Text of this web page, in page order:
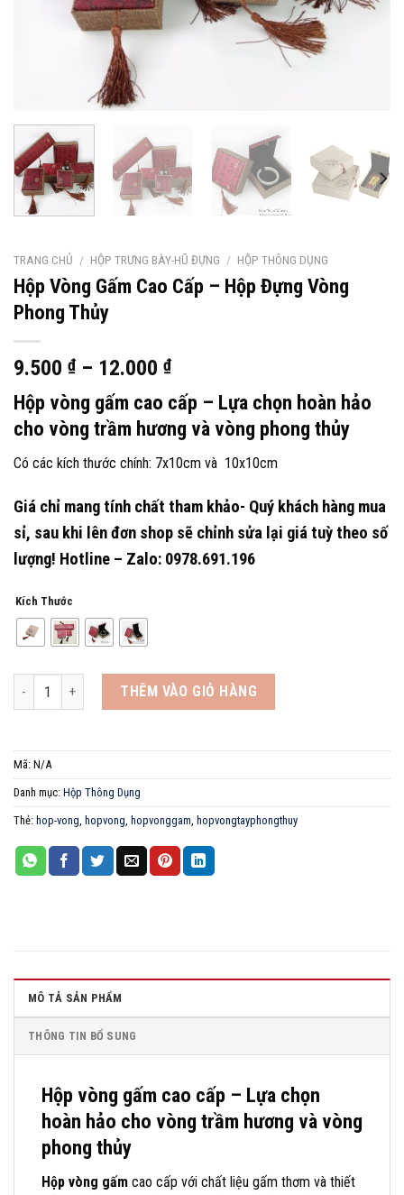
TRANG CHỦ / HỘP TRƯNG BÀY-HŨ ĐỰNG / HỘP THÔNG DỤNG
Hộp Vòng Gấm Cao Cấp – Hộp Đựng Vòng
Phong Thủy
9.500 ₫– 12.000 ₫
Hộp vòng gấm cao cấp – Lựa chọn hoàn hảo
cho vòng trầm hương và vòng phong thủy
Có các kích thước chính: 7x10cm và 10x10cm
Giá chỉ mang tính chất tham khảo- Quý khách hàng mua
sỉ, sau khi lên đơn shop sẽ chỉnh sửa lại giá tuỳ theo số
lượng! Hotline – Zalo: 0978.691.196
Kích Thước
Hộp Vòng Gấm Cao Cấp - Hộp Đựng Vòng Phong Thủy số lượng
THÊM VÀO GIỎ HÀNG
Mã: N/A
Danh mục: Hộp Thông Dụng
Thẻ: hop-vong hopvong hopvonggam hopvongtayphongthuy
MÔ TẢ SẢN PHẨM
THÔNG TIN BỔ SUNG
Hộp vòng gấm cao cấp – Lựa chọn
hoàn hảo cho vòng trầm hương và vòng
phong thủy
Hộp vòng gấm cao cấp với chất liệu gấm thơm và thiết